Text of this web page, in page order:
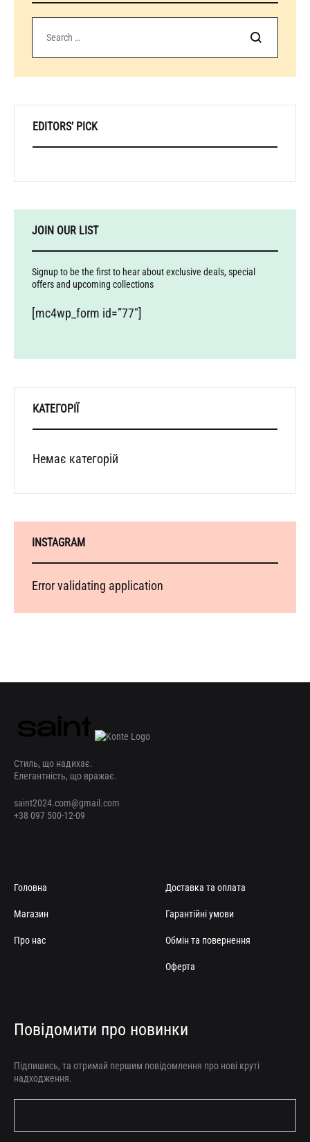
Шукати
EDITORS’ PICK
JOIN OUR LIST
Signup to be the first to hear about exclusive deals, special
offers and upcoming collections
[mc4wp_form id=”77″]
КАТЕГОРІЇ
Немає категорій
INSTAGRAM
Error validating application
Стиль, що надихає.
Елегантність, що вражає.
saint2024.com@gmail.com
+38 097 500-12-09
Головна
Магазин
Про нас
Доставка та оплата
Гарантійні умови
Обмін та повернення
Оферта
Повідомити про новинки
Підпишись, та отримай першим повідомлення про нові круті
надходження.